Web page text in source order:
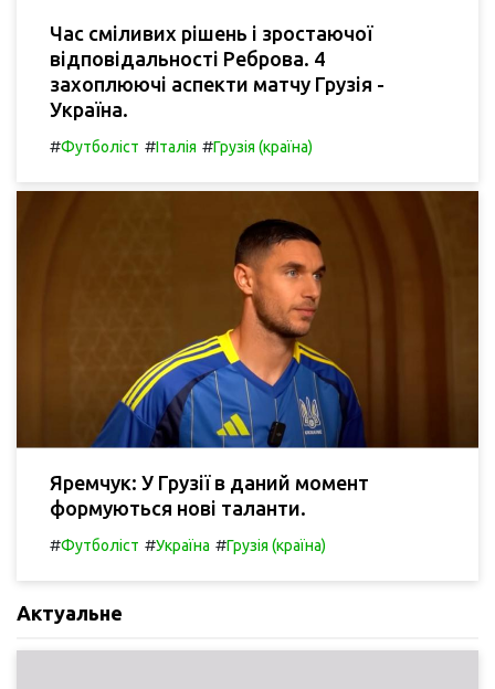
Час сміливих рішень і зростаючої
відповідальності Реброва. 4
захоплюючі аспекти матчу Грузія -
Україна.
#Футболіст #Італія #Грузія (країна)
Яремчук: У Грузії в даний момент
формуються нові таланти.
#Футболіст #Україна #Грузія (країна)
Актуальне